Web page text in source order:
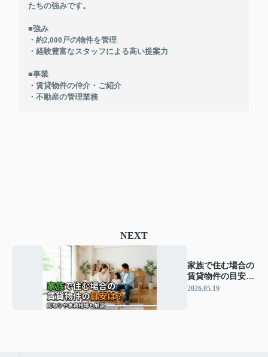
たちの強みです。
■強み
・約2,000戸の物件を管理
・経験豊富なスタッフによる高い提案力
■事業
・賃貸物件の仲介・ご紹介
・不動産の管理業務
NEXT
家族で住む場合の
賃貸物件の目安
は？間取りや家賃
2026.05.19